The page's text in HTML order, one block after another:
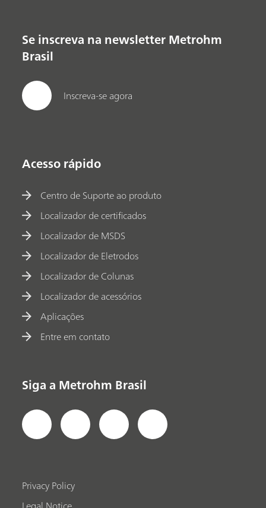
Se inscreva na newsletter Metrohm
Brasil
Inscreva-se agora
Acesso rápido
Centro de Suporte ao produto
Localizador de certificados
Localizador de MSDS
Localizador de Eletrodos
Localizador de Colunas
Localizador de acessórios
Aplicações
Entre em contato
Siga a Metrohm Brasil
Privacy Policy